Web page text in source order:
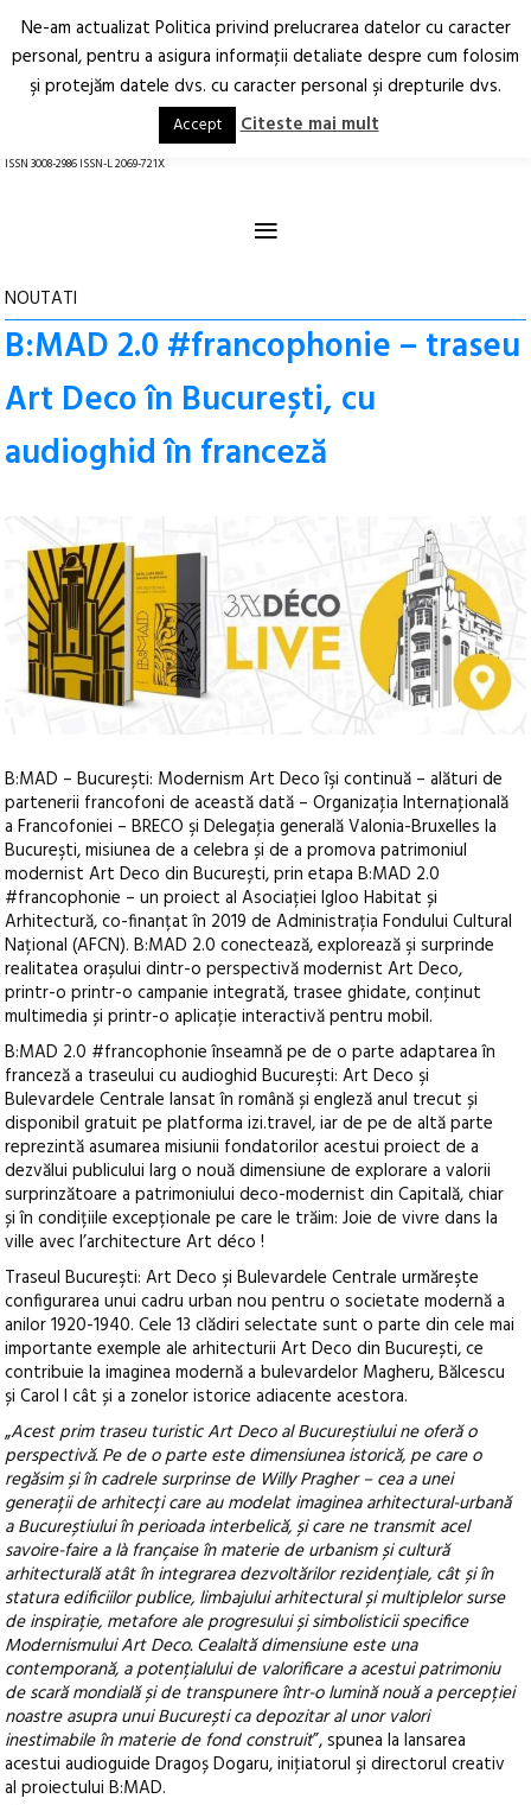
Arhitectură.
Oraș.
RO EN
ISSN 3008-2986 ISSN-L 2069-721X
≡
NOUTATI
B:MAD 2.0 #francophonie – traseu
Art Deco în București, cu
audioghid în franceză
B:MAD – București: Modernism Art Deco îşi continuă – alături de
partenerii francofoni de această dată – Organizaţia Internaţională
a Francofoniei – BRECO şi Delegaţia generală Valonia-Bruxelles la
Bucureşti, misiunea de a celebra și de a promova patrimoniul
modernist Art Deco din București, prin etapa B:MAD 2.0
#francophonie – un proiect al Asociației Igloo Habitat și
Arhitectură, co-finanțat în 2019 de Administrația Fondului Cultural
Național (AFCN). B:MAD 2.0 conectează, explorează şi surprinde
realitatea orașului dintr-o perspectivă modernist Art Deco,
printr-o printr-o campanie integrată, trasee ghidate, conţinut
multimedia și printr-o aplicație interactivă pentru mobil.
B:MAD 2.0 #francophonie înseamnă pe de o parte adaptarea în
franceză a traseului cu audioghid Bucureşti: Art Deco şi
Bulevardele Centrale lansat în română și engleză anul trecut și
disponibil gratuit pe platforma izi.travel, iar de pe de altă parte
reprezintă asumarea misiunii fondatorilor acestui proiect de a
dezvălui publicului larg o nouă dimensiune de explorare a valorii
surprinzătoare a patrimoniului deco-modernist din Capitală, chiar
și în condițiile excepționale pe care le trăim: Joie de vivre dans la
ville avec l’architecture Art déco !
Traseul Bucureşti: Art Deco şi Bulevardele Centrale urmăreşte
configurarea unui cadru urban nou pentru o societate modernă a
anilor 1920-1940. Cele 13 clădiri selectate sunt o parte din cele mai
importante exemple ale arhitecturii Art Deco din București, ce
contribuie la imaginea modernă a bulevardelor Magheru, Bălcescu
și Carol I cât și a zonelor istorice adiacente acestora.
„Acest prim traseu turistic Art Deco al Bucureștiului ne oferă o
perspectivă. Pe de o parte este dimensiunea istorică, pe care o
regăsim și în cadrele surprinse de Willy Pragher – cea a unei
generații de arhitecți care au modelat imaginea arhitectural-urbană
a Bucureștiului în perioada interbelică, și care ne transmit acel
savoire-faire a là française în materie de urbanism și cultură
arhitecturală atât în integrarea dezvoltărilor rezidențiale, cât și în
statura edificiilor publice, limbajului arhitectural și multiplelor surse
de inspirație, metafore ale progresului și simbolisticii specifice
Modernismului Art Deco. Cealaltă dimensiune este una
contemporană, a potențialului de valorificare a acestui patrimoniu
de scară mondială și de transpunere într-o lumină nouă a percepției
noastre asupra unui București ca depozitar al unor valori
inestimabile în materie de fond construit”, spunea la lansarea
acestui audioguide Dragoș Dogaru, iniţiatorul şi directorul creativ
al proiectului B:MAD.
Ne-am actualizat Politica privind prelucrarea datelor cu caracter
personal, pentru a asigura informaţii detaliate despre cum folosim
şi protejăm datele dvs. cu caracter personal şi drepturile dvs.
Accept Citeste mai mult